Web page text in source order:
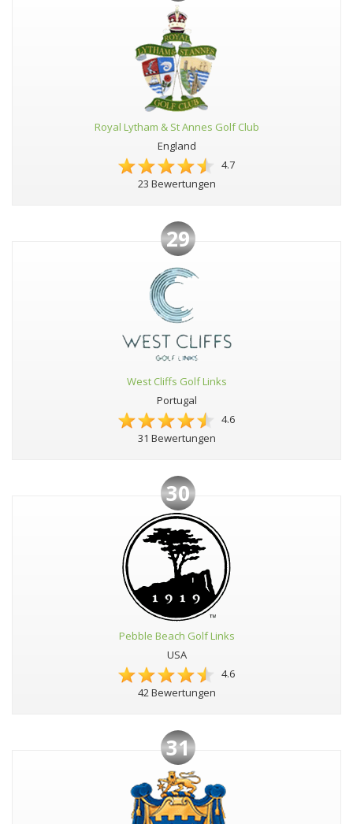
Royal Lytham & St Annes Golf Club
England
4.7
23 Bewertungen
29
West Cliffs Golf Links
Portugal
4.6
31 Bewertungen
30
Pebble Beach Golf Links
USA
4.6
42 Bewertungen
31